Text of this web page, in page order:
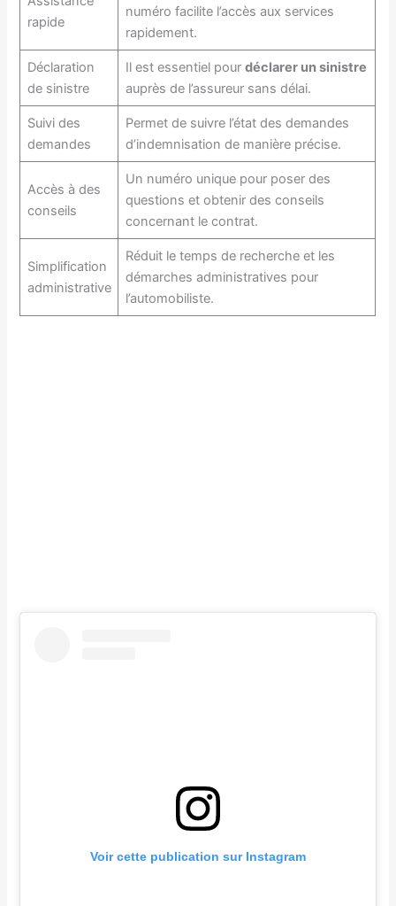
rapide
numéro facilite l’accès aux services
rapidement.
Déclaration
de sinistre
Il est essentiel pour déclarer un sinistre
auprès de l’assureur sans délai.
Suivi des
demandes
Permet de suivre l’état des demandes
d’indemnisation de manière précise.
Accès à des
conseils
Un numéro unique pour poser des
questions et obtenir des conseils
concernant le contrat.
Simplification
administrative
Réduit le temps de recherche et les
démarches administratives pour
l’automobiliste.
Voir cette publication sur Instagram